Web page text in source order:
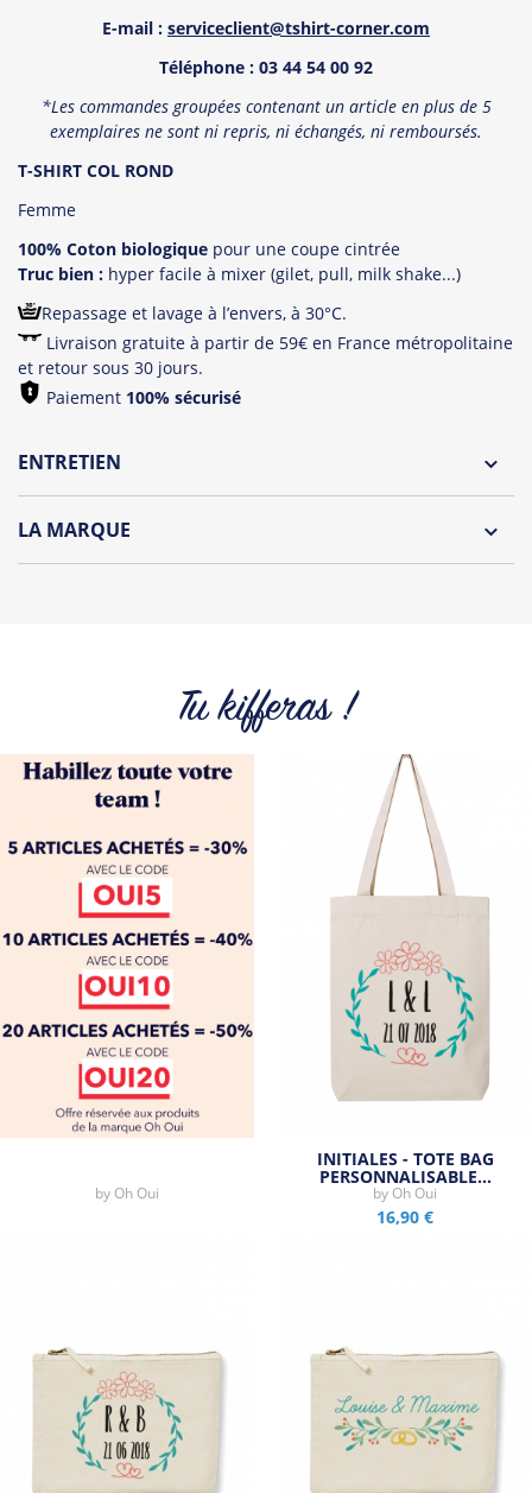
E-mail : serviceclient@tshirt-corner.com
Téléphone : 03 44 54 00 92
*Les commandes groupées contenant un article en plus de 5
exemplaires ne sont ni repris, ni échangés, ni remboursés.
T-SHIRT COL ROND
Femme
100% Coton biologique pour une coupe cintrée
Truc bien : hyper facile à mixer (gilet, pull, milk shake...)
Repassage et lavage à l’envers, à 30°C.
Livraison gratuite à partir de 59€ en France métropolitaine
et retour sous 30 jours.
Paiement 100% sécurisé
ENTRETIEN
LA MARQUE
Tous les produits de la marque
Tu kifferas !
by Oh Oui
INITIALES - TOTE BAG
PERSONNALISABLE…
by Oh Oui
16,90 €